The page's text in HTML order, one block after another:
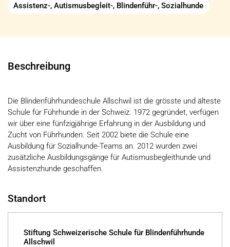
Assistenz-, Autismusbegleit-, Blindenführ-, Sozialhunde
Beschreibung
Die Blindenführhundeschule Allschwil ist die grösste und älteste
Schule für Führhunde in der Schweiz. 1972 gegründet, verfügen
wir über eine fünfzigjährige Erfahrung in der Ausbildung und
Zucht von Führhunden. Seit 2002 biete die Schule eine
Ausbildung für Sozialhunde-Teams an. 2012 wurden zwei
zusätzliche Ausbildungsgänge für Autismusbegleithunde und
Assistenzhunde geschaffen.
Standort
Stiftung Schweizerische Schule für Blindenführhunde
Allschwil